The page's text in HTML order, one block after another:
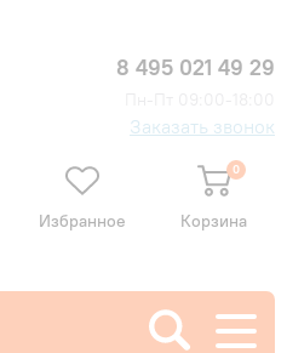
8 495 021 49 29
Заказать звонок
Избранное
0
Корзина